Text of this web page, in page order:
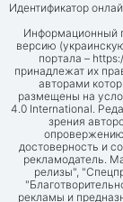
Идентификатор
Информационный
версию
портала –
принадлежат их
авторами
размещены на
4.0 International.
зрения
достоверность и
рекламодатель.
релизы",
рекламы и